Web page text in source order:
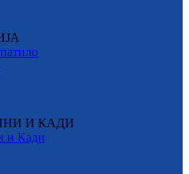
И КАДИ
и Кади